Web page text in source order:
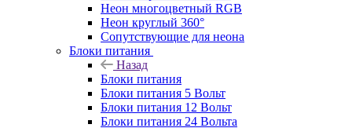
Неон многоцветный RGB
Неон круглый 360°
Сопутствующие для неона
Блоки питания
Назад
Блоки питания
Блоки питания 5 Вольт
Блоки питания 12 Вольт
Блоки питания 24 Вольта